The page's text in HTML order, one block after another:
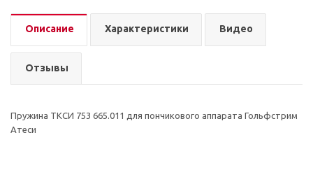
Описание Характеристики Видео
Отзывы
Пружина ТКСИ 753 665.011 для пончикового аппарата Гольфстрим
Атеси